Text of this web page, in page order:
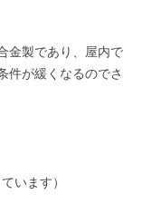
金製であり、屋内で
件が緩くなるのでさ
います）